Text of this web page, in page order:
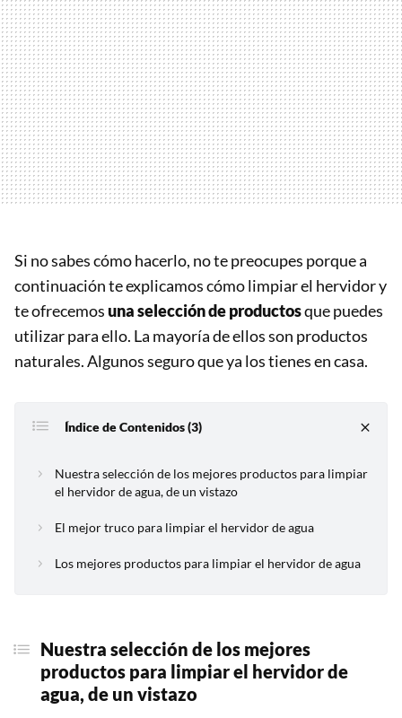
Si no sabes cómo hacerlo, no te preocupes porque a
continuación te explicamos cómo limpiar el hervidor y
te ofrecemos una selección de productosque puedes
utilizar para ello. La mayoría de ellos son productos
naturales. Algunos seguro que ya los tienes en casa.
Índice de Contenidos (3)
Nuestra selección de los mejores productos para limpiar
el hervidor de agua, de un vistazo
El mejor truco para limpiar el hervidor de agua
Los mejores productos para limpiar el hervidor de agua
Nuestra selección de los mejores
productos para limpiar el hervidor de
agua, de un vistazo